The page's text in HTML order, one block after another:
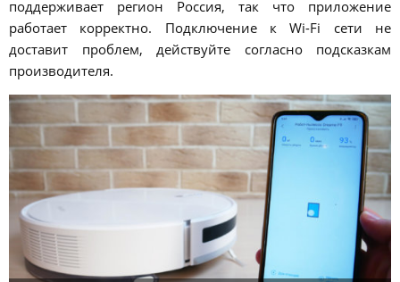
поддерживает регион Россия, так что приложение
работает корректно. Подключение к Wi-Fi сети не
доставит проблем, действуйте согласно подсказкам
производителя.